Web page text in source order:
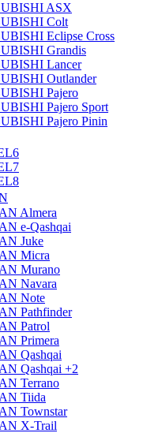
ASX
Colt
Eclipse Cross
Grandis
Lancer
Outlander
Pajero
Pajero Sport
Pajero Pinin
Almera
e-Qashqai
Juke
Micra
Murano
Navara
Note
Pathfinder
Patrol
Primera
Qashqai
Qashqai +2
Terrano
Tiida
Townstar
X-Trail